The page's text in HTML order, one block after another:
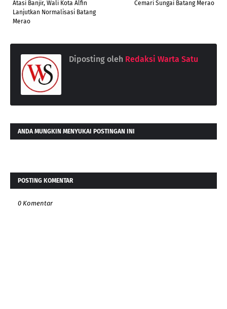
Cemari Sungai Batang Merao
Atasi Banjir, Wali Kota Alfin
Lanjutkan Normalisasi Batang
Merao
Diposting oleh Redaksi Warta Satu
ANDA MUNGKIN MENYUKAI POSTINGAN INI
POSTING KOMENTAR
0 Komentar